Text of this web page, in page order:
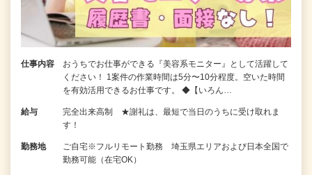
仕事内容
おうちでお仕事ができる『美容系モニター』として活躍して
ください！ 1案件の作業時間は5分〜10分程度。空いた時間
を有効活用できるお仕事です。 ◆【いろん…
給与
完全出来高制 ★謝礼は、最短で当日のうちに受け取れま
す！
勤務地
ご自宅※フルリモート勤務 埼玉県エリアおよび日本全国で
勤務可能（在宅OK）